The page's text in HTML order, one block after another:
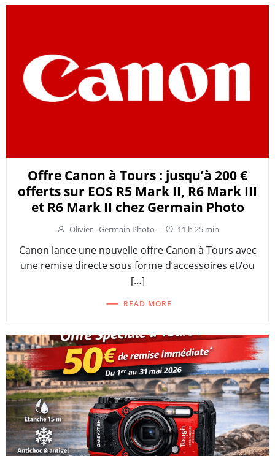
Offre Canon à Tours : jusqu’à 200 €
offerts sur EOS R5 Mark II, R6 Mark III
et R6 Mark II chez Germain Photo
Olivier - Germain Photo - 11 h 25 min
Canon lance une nouvelle offre Canon à Tours avec
une remise directe sous forme d’accessoires et/ou
[…]
READ MORE